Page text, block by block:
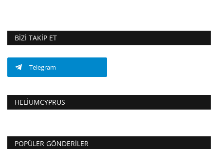
BIZI TAKIP ET
Telegram
HELIUMCYPRUS
POPÜLER GÖNDERILER